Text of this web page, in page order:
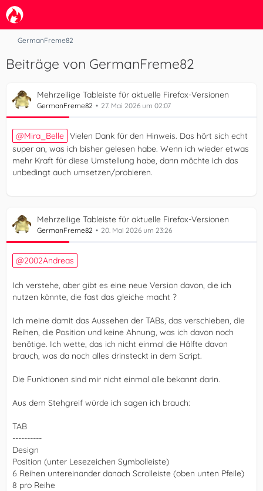
GermanFreme82
Beiträge von GermanFreme82
Mehrzeilige Tableiste für aktuelle Firefox-Versionen
GermanFreme82 27. Mai 2026 um 02:07
Mira_Belle Vielen Dank für den Hinweis. Das hört sich echt
super an, was ich bisher gelesen habe. Wenn ich wieder etwas
mehr Kraft für diese Umstellung habe, dann möchte ich das
unbedingt auch umsetzen/probieren.
Mehrzeilige Tableiste für aktuelle Firefox-Versionen
GermanFreme82 20. Mai 2026 um 23:26
2002Andreas
Ich verstehe, aber gibt es eine neue Version davon, die ich
nutzen könnte, die fast das gleiche macht ?
Ich meine damit das Aussehen der TABs, das verschieben, die
Reihen, die Position und keine Ahnung, was ich davon noch
benötige. Ich wette, das ich nicht einmal die Hälfte davon
brauch, was da noch alles drinsteckt in dem Script.
Die Funktionen sind mir nicht einmal alle bekannt darin.
Aus dem Stehgreif würde ich sagen ich brauch:
TAB
----------
Design
Position (unter Lesezeichen Symbolleiste)
6 Reihen untereinander danach Scrolleiste (oben unten Pfeile)
8 pro Reihe